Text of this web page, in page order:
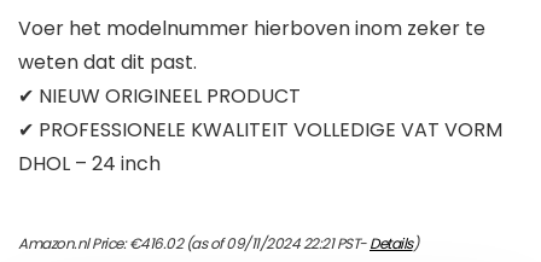
Voer het modelnummer hierboven inom zeker te
weten dat dit past.
✔ NIEUW ORIGINEEL PRODUCT
✔ PROFESSIONELE KWALITEIT VOLLEDIGE VAT VORM
DHOL – 24 inch
Amazon.nl Price:€416.02(as of 09/11/2024 22:21 PST-Details)